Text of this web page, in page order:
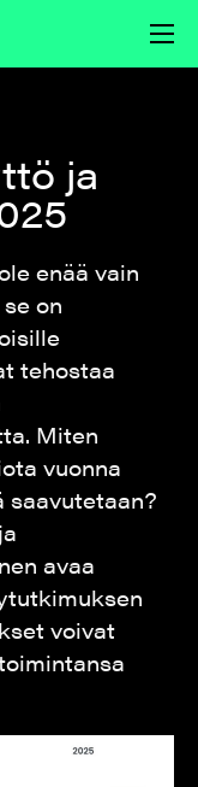
ja
enää vain
on
tehostaa
Miten
vuonna
saavutetaan?
avaa
voivat